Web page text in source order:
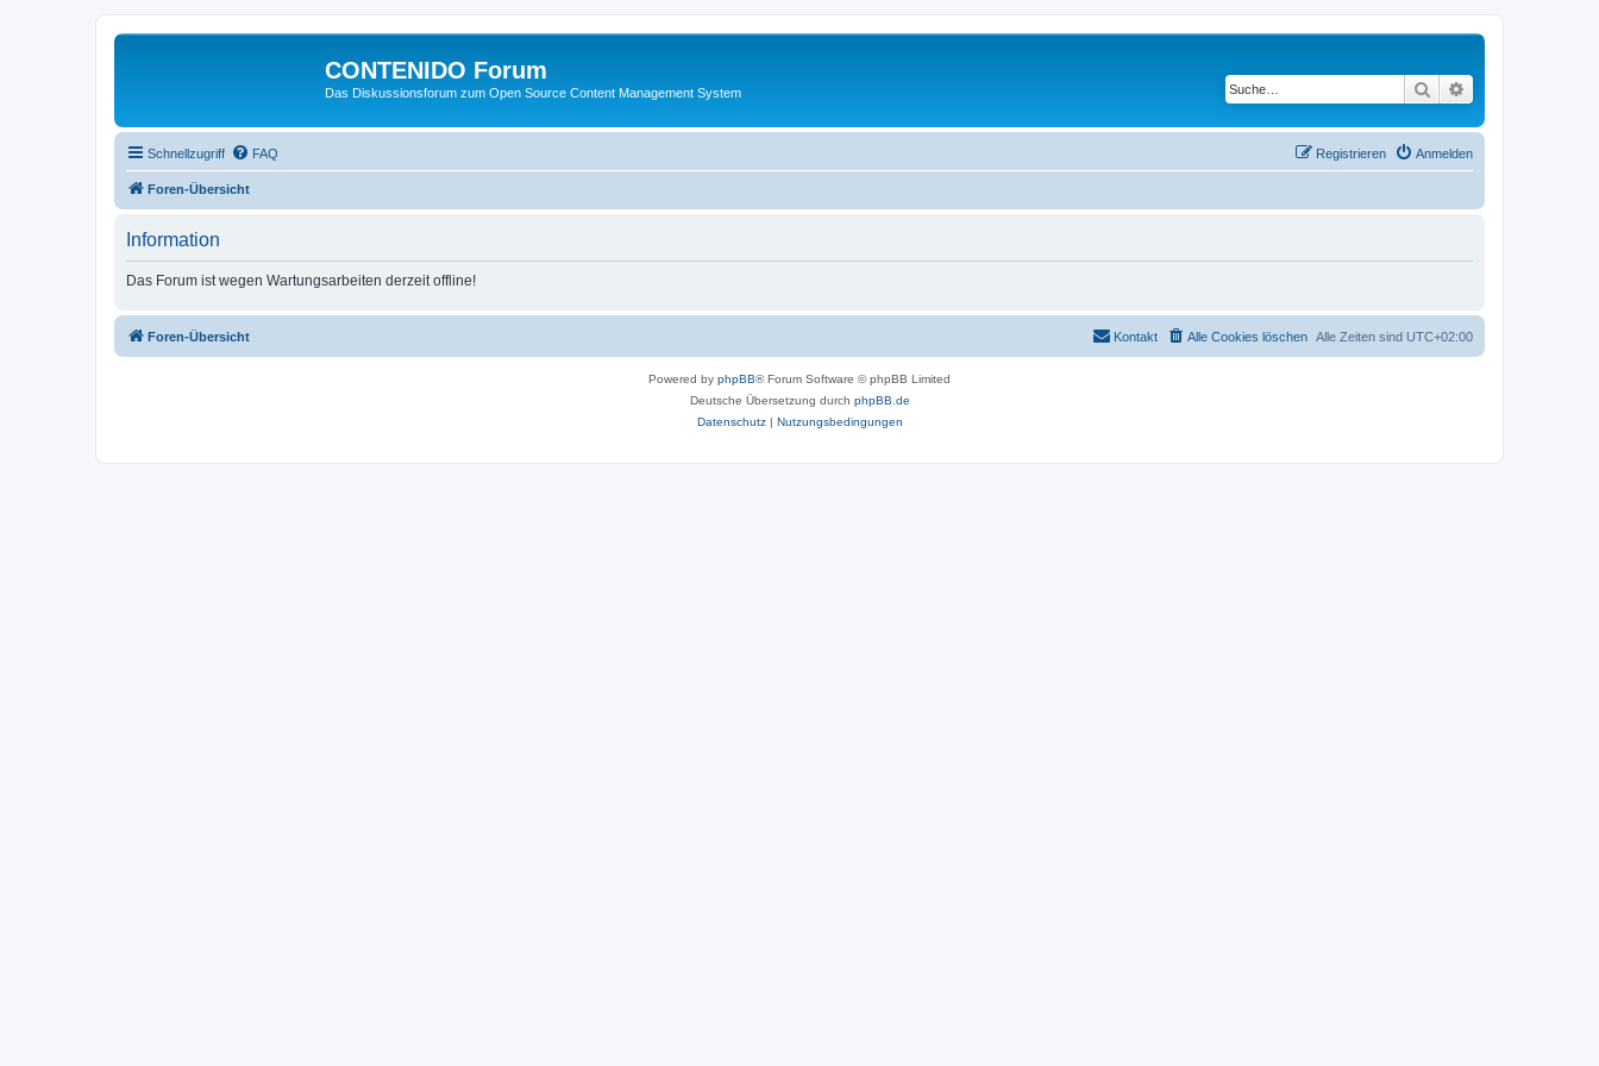
CONTENIDO Forum
Das Diskussionsforum zum Open Source Content Management System Suche
Schnellzugriff FAQ Anmelden
Registrieren
Foren-Übersicht
Information
Das Forum ist wegen Wartungsarbeiten derzeit offline!
Foren-Übersicht Alle Zeiten sind UTC+02:00
Alle Cookies löschen
Kontakt
Powered by phpBB® Forum Software © phpBB Limited
Deutsche Übersetzung durch phpBB.de
Datenschutz| Nutzungsbedingungen